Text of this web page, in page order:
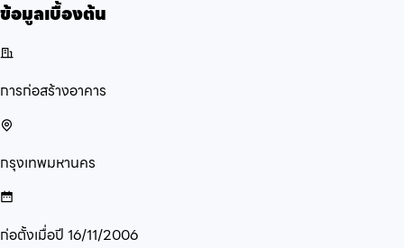
ข้อมูลเบื้องต้น
การก่อสร้างอาคาร
กรุงเทพมหานคร
ก่อตั้งเมื่อปี 16/11/2006